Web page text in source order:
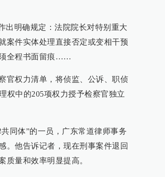
出明确规定：法院院长对特别重大
案件实体处理直接否定或变相干预
须全程书面留痕……
官权力清单，将侦监、公诉、职侦
权中的205项权力授予检察官独立
同体”的一员，广东常道律师事务
。他告诉记者，现在刑事案件退回
质量和效率明显提高。